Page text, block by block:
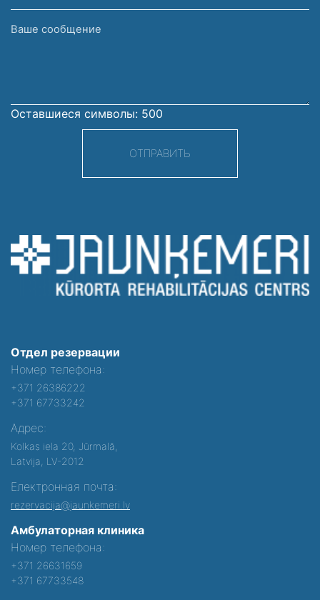
Ваше
Оставшиеся символы: 500
ОТПРАВИТЬ
Отдел резервации
Номер телефона:
+371 26386222
+371 67733242
Адрес:
Kolkas iela 20, Jūrmalā,
Latvija, LV-2012
Електронная почта:
rezervacija@jaunkemeri.lv
Амбулаторная клиника
Номер телефона:
+371 26631659
+371 67733548